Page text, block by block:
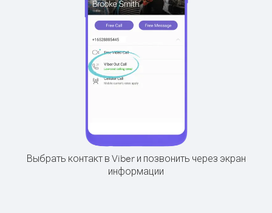
Выбрать контакт в Viber и позвонить через экран
информации